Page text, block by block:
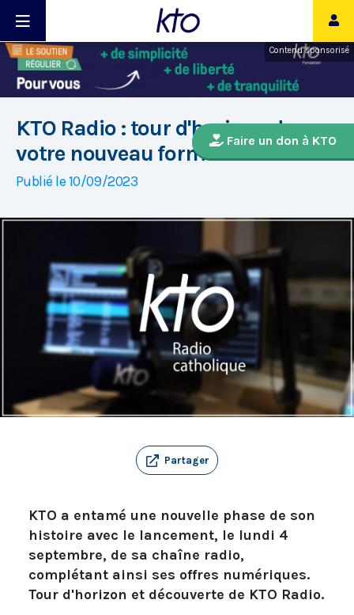
Contenu sponsorisé
Faire un don à KTO
KTO Radio : tour d'horizon de
votre nouveau format !
Publié le 10/09/2023
Partager
KTO a entamé une nouvelle phase de son
histoire avec le lancement, le lundi 4
septembre, de sa chaîne radio,
complétant ainsi ses offres numériques.
Tour d'horizon et découverte de KTO Radio.